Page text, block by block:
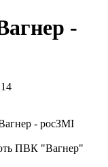
-
ПВК "Вагнер"